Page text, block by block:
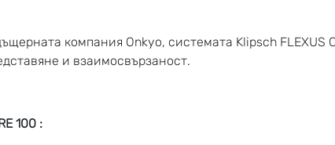
компания Onkyo, системата Klipsch FLEXUS
и взаимосвързаност.
100 :